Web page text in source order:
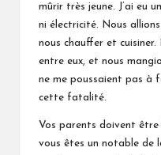
mûrir très jeune. J’ai eu
ni électricité. Nous
nous chauffer et
entre eux, et nous
ne me poussaient pas à
cette fatalité.
Vos parents doivent
vous êtes un notable de